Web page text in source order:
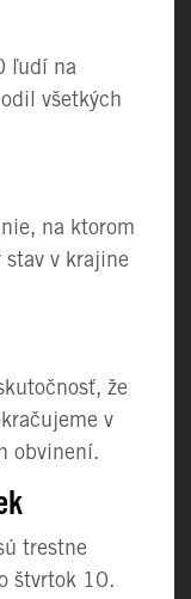
ľudí na
všetkých
na ktorom
v krajine
že
v
obvinení.
trestne
štvrtok 10.